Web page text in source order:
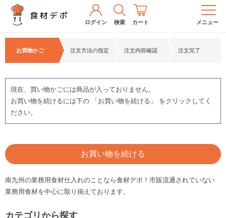
ログイン 検索 カート メニュー
お買物かご 注文方法の指定 注文内容確認 注文完了
現在、買い物かごには商品が入っておりません。
お買い物を続けるには下の 「お買い物を続ける」 をクリックしてく
ださい。
お買い物を続ける
南九州の業務用食材仕入れのことなら食材デポ！市販流通されていない
業務用食材を中心に取り揃えております。
カテゴリから探す